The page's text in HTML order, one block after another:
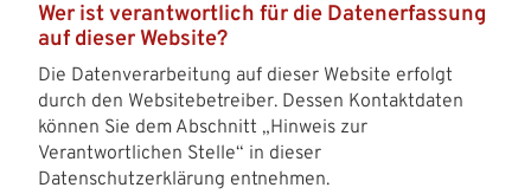
Wer ist verantwortlich für die Datenerfassung
auf dieser Website?
Die Datenverarbeitung auf dieser Website erfolgt
durch den Websitebetreiber. Dessen Kontaktdaten
können Sie dem Abschnitt „Hinweis zur
Verantwortlichen Stelle“ in dieser
Datenschutzerklärung entnehmen.